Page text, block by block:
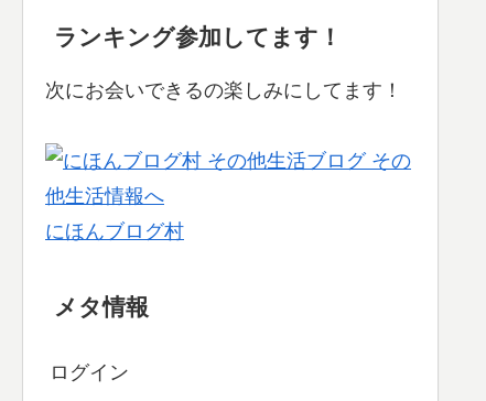
ランキング参加してます！
次にお会いできるの楽しみにしてます！
にほんブログ村
メタ情報
ログイン